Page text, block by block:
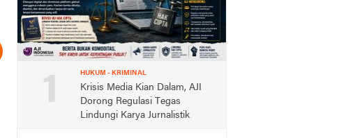
1 HUKUM - KRIMINAL
Krisis Media Kian Dalam, AJI
Dorong Regulasi Tegas
Lindungi Karya Jurnalistik